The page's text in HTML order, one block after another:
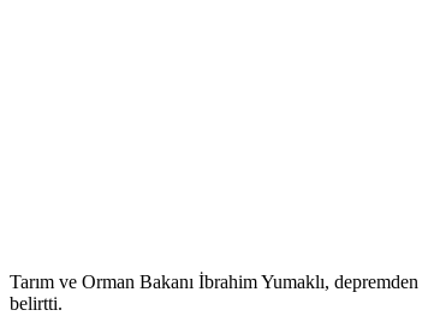
Tarım ve Orman Bakanı İbrahim Yumaklı,
belirtti.